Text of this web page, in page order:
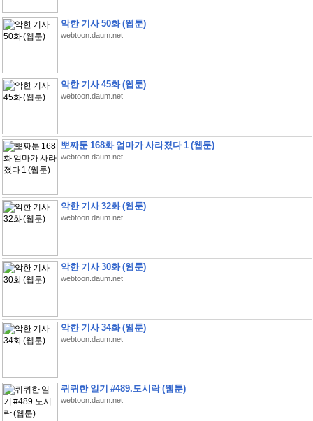
악한 기사 50화 (웹툰)
webtoon.daum.net
악한 기사 45화 (웹툰)
webtoon.daum.net
뽀짜툰 168화 엄마가 사라졌다 1 (웹툰)
webtoon.daum.net
악한 기사 32화 (웹툰)
webtoon.daum.net
악한 기사 30화 (웹툰)
webtoon.daum.net
악한 기사 34화 (웹툰)
webtoon.daum.net
퀴퀴한 일기 #489.도시락 (웹툰)
webtoon.daum.net